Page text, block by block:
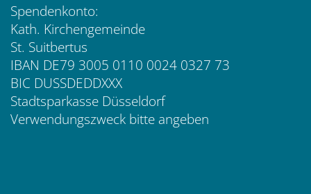
Spendenkonto:
Kath. Kirchengemeinde
St. Suitbertus
IBAN DE79 3005 0110 0024 0327 73
BIC DUSSDEDDXXX
Stadtsparkasse Düsseldorf
Verwendungszweck bitte angeben